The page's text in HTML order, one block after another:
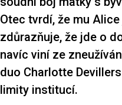
Otec tvrdí, že mu
zdůrazňuje, že jde o
navíc viní ze
duo Charlotte
limity institucí.